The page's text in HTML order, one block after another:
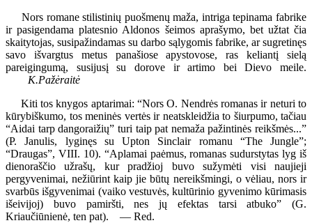
Nors romane stilistinių puošmenų maža, intriga tepinama fabrike
ir pasigendama platesnio Aldonos šeimos aprašymo, bet užtat čia
skaitytojas, susipažindamas su darbo sąlygomis fabrike, ar sugretinęs
savo išvargtus metus panašiose apystovose, ras keliantį sielą
pareigingumą, susijusį su dorove ir artimo bei Dievo meile.
K.Pažėraitė
Kiti tos knygos aptarimai: “Nors O. Nendrės romanas ir neturi to
kūrybiškumo, tos meninės vertės ir neatskleidžia to šiurpumo, tačiau
“Aidai tarp dangoraižių” turi taip pat nemaža pažintinės reikšmės...”
(P. Janulis, lyginęs su Upton Sinclair romanu “The Jungle”;
“Draugas”, VIII. 10). “Aplamai paėmus, romanas sudurstytas lyg iš
dienoraščio užrašų, kur pradžioj buvo sužymėti visi naujieji
pergyvenimai, nežiūrint kaip jie būtų nereikšmingi, o vėliau, nors ir
svarbūs išgyvenimai (vaiko vestuvės, kultūrinio gyvenimo kūrimasis
išeivijoj) buvo pamiršti, nes jų efektas tarsi atbuko” (G.
Kriaučiūnienė, ten pat). — Red.